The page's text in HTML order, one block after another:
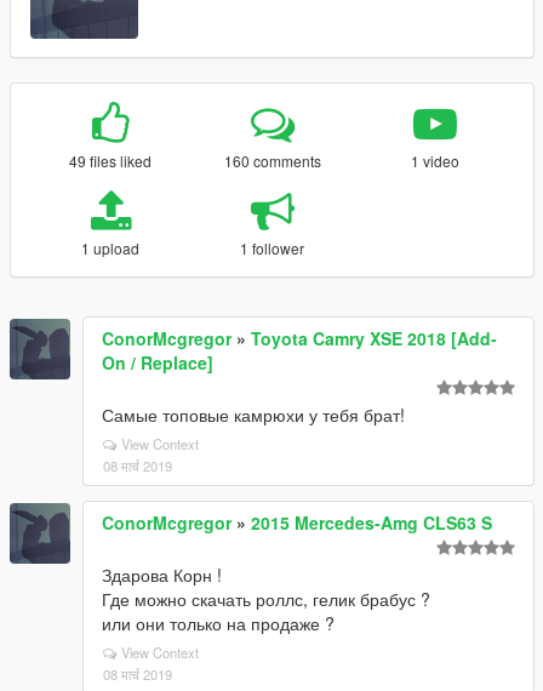
49 files liked 160 comments 1 video
1 upload 1 follower
ConorMcgregor» Toyota Camry XSE 2018 [Add-
On / Replace]
Самые топовые камрюхи у тебя брат!
View Context
08 मार्च 2019
ConorMcgregor» 2015 Mercedes-Amg CLS63 S
Здарова Корн !
Где можно скачать роллс, гелик брабус ?
или они только на продаже ?
View Context
08 मार्च 2019